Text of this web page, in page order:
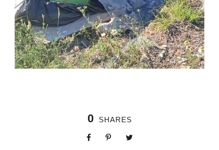
0 SHARES